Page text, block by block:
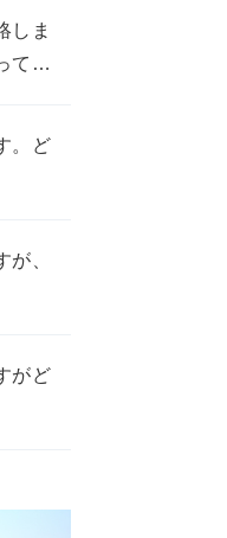
しま
て不
。ど
、
がど